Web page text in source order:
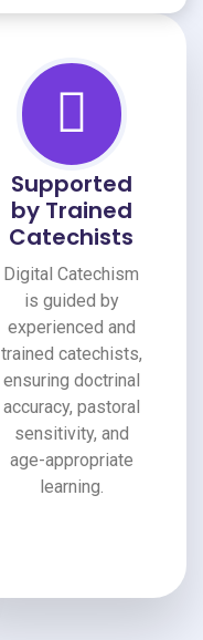
Supported
by Trained
Catechists
Digital Catechism
is guided by
experienced and
trained catechists,
ensuring doctrinal
accuracy, pastoral
sensitivity, and
age-appropriate
learning.